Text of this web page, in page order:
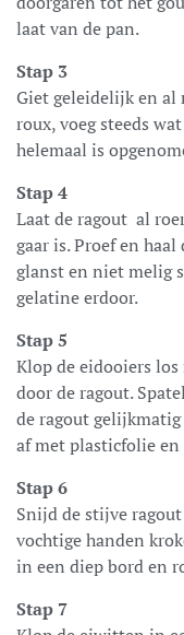
laat van de pan.
Stap 3
Giet geleidelijk en
roux, voeg steeds
helemaal is
Stap 4
Laat de ragout al
gaar is. Proef en
glanst en niet melig
gelatine erdoor.
Stap 5
Klop de eidooiers
door de ragout.
de ragout
af met plasticfolie
Stap 6
Snijd de stijve
vochtige handen
in een diep bord en
Stap 7